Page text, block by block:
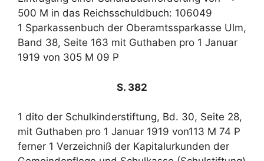
500 M in das Reichsschuldbuch: 106049
1 Sparkassenbuch der Oberamtssparkasse Ulm,
Band 38, Seite 163 mit Guthaben pro 1 Januar
1919 von 305 M 09 P
S. 382
1 dito der Schulkinderstiftung, Bd. 30, Seite 28,
mit Guthaben pro 1 Januar 1919 von113 M 74 P
ferner 1 Verzeichniß der Kapitalurkunden der